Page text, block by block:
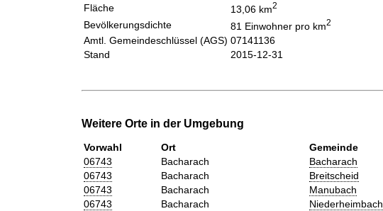
Fläche
13,06 km2
Bevölkerungsdichte 81 Einwohner pro km2
Amtl. Gemeindeschlüssel (AGS) 07141136
Stand
2015-12-31
Weitere Orte in der Umgebung
Vorwahl Ort
Gemeinde
06743
Bacharach
Bacharach
06743
Bacharach
Breitscheid
06743
Bacharach
Manubach
06743
Bacharach
Niederheimbach